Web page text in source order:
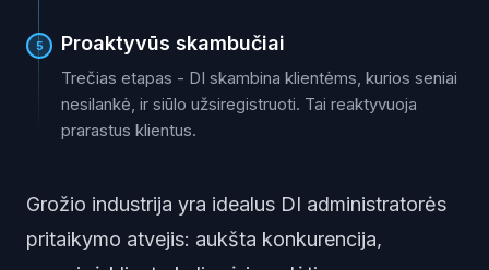
5 Proaktyvūs skambučiai
Trečias etapas - DI skambina klientėms, kurios seniai
nesilankė, ir siūlo užsiregistruoti. Tai reaktyvuoja
prarastus klientus.
Grožio industrija yra idealus DI administratorės
pritaikymo atvejis: aukšta konkurencija,